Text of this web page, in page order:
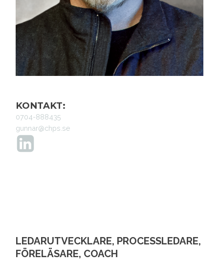
LEDARUTVECKLARE, PROCESSLEDARE,
FÖRELÄSARE, COACH
KONTAKT:
0704-888435
gunnar@chps.se